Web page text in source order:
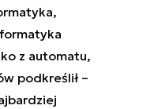
z automatu,
podkreślił –